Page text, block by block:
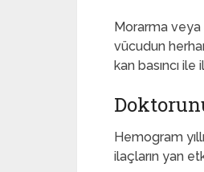
Morarma veya
vücudun
kan basıncı ile
Hemogram
ilaçların yan